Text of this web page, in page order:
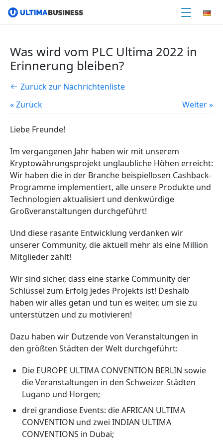
Was wird vom PLC Ultima 2022 in
Erinnerung bleiben?
Zurück zur Nachrichtenliste
« Zurück
Weiter »
Liebe Freunde!
Im vergangenen Jahr haben wir mit unserem
Kryptowährungsprojekt unglaubliche Höhen erreicht:
Wir haben die in der Branche beispiellosen Cashback-
Programme implementiert, alle unsere Produkte und
Technologien aktualisiert und denkwürdige
Großveranstaltungen durchgeführt!
Und diese rasante Entwicklung verdanken wir
unserer Community, die aktuell mehr als eine Million
Mitglieder zählt!
Wir sind sicher, dass eine starke Community der
Schlüssel zum Erfolg jedes Projekts ist! Deshalb
haben wir alles getan und tun es weiter, um sie zu
unterstützen und zu motivieren!
Dazu haben wir Dutzende von Veranstaltungen in
den größten Städten der Welt durchgeführt:
Die EUROPE ULTIMA CONVENTION BERLIN sowie
die Veranstaltungen in den Schweizer Städten
Lugano und Horgen;
drei grandiose Events: die AFRICAN ULTIMA
CONVENTION und zwei INDIAN ULTIMA
CONVENTIONS in Dubai;